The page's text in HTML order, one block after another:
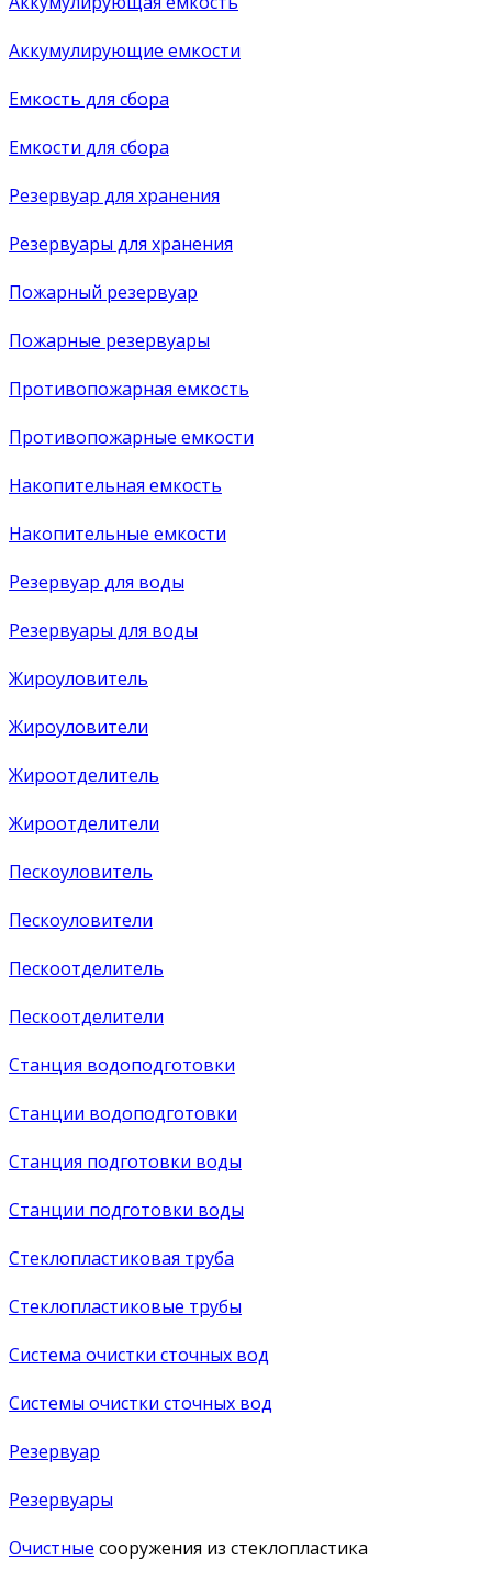
Аккумулирующие емкости
Емкость для сбора
Емкости для сбора
Резервуар для хранения
Резервуары для хранения
Пожарный резервуар
Пожарные резервуары
Противопожарная емкость
Противопожарные емкости
Накопительная емкость
Накопительные емкости
Резервуар для воды
Резервуары для воды
Жироуловитель
Жироуловители
Жироотделитель
Жироотделители
Пескоуловитель
Пескоуловители
Пескоотделитель
Пескоотделители
Станция водоподготовки
Станции водоподготовки
Станция подготовки воды
Станции подготовки воды
Стеклопластиковая труба
Стеклопластиковые трубы
Система очистки сточных вод
Системы очистки сточных вод
Резервуар
Резервуары
Очистные сооружения из стеклопластика